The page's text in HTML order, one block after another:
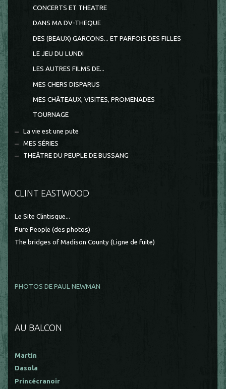
CONCERTS ET THEATRE
DANS MA DV-THEQUE
DES (BEAUX) GARCONS... ET PARFOIS DES FILLES
LE JEU DU LUNDI
LES AUTRES FILMS DE...
MES CHERS DISPARUS
MES CHÂTEAUX, VISITES, PROMENADES
TOURNAGE
La vie est une pute
MES SÉRIES
THEÂTRE DU PEUPLE DE BUSSANG
CLINT EASTWOOD
Le Site Clintisque...
Pure People (des photos)
The bridges of Madison County (Ligne de fuite)
PHOTOS DE PAUL NEWMAN
AU BALCON
Martin
Dasola
Princécranoir